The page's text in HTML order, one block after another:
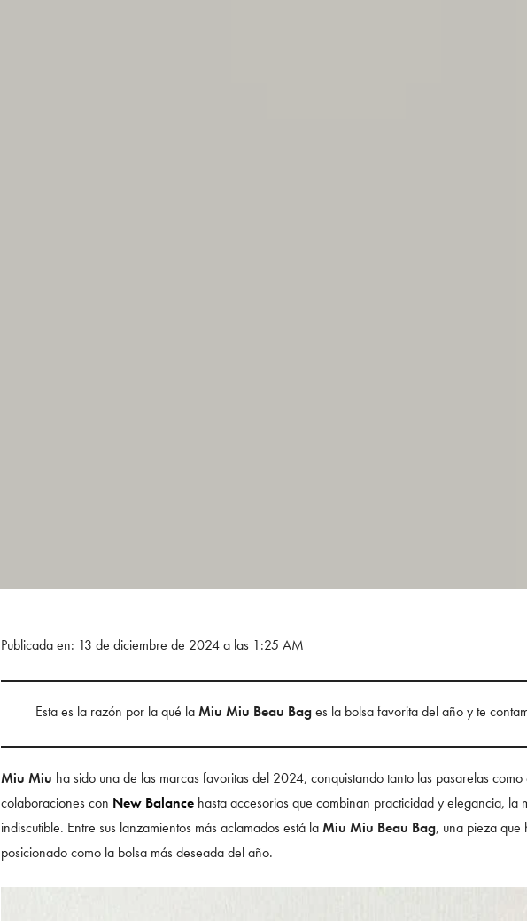
Publicada en: 13 de diciembre de 2024 a las 1:25 AM
Esta es la razón por la qué laMiu Miu Beau Bages la bolsa favorita del año y te
Miu Miu ha sido una de las marcas favoritas del 2024, conquistando tanto las pasarelas como
colaboraciones con New Balance hasta accesorios que combinan practicidad y elegancia,
indiscutible. Entre sus lanzamientos más aclamados está laMiu Miu Beau Bag, una pieza que
posicionado como la bolsa más deseada del año.